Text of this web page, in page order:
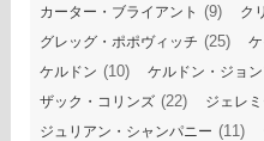
カーター・ブライアント (9) ク
グレッグ・ポポヴィッチ (25)
ケルドン (10) ケルドン・ジョ
ザック・コリンズ (22) ジェレ
ジュリアン・シャンパニー (11)